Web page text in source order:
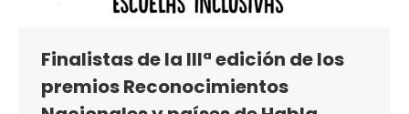
Finalistas de la IIIª edición de los
premios Reconocimientos